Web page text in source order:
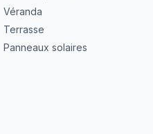
Véranda
Terrasse
Panneaux solaires